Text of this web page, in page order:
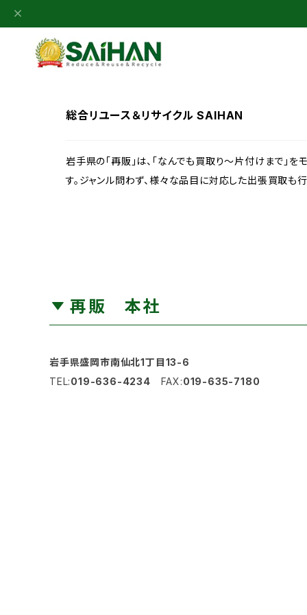
総合リユース＆リサイクル SAIHAN
岩手県の「再販」は、「なんでも買取り～片付けまで」
す。ジャンル問わず、様々な品目に対応した出張買取も行
再販 本社
岩手県盛岡市南仙北1丁目13-6
TEL:019-636-4234 FAX:019-635-7180